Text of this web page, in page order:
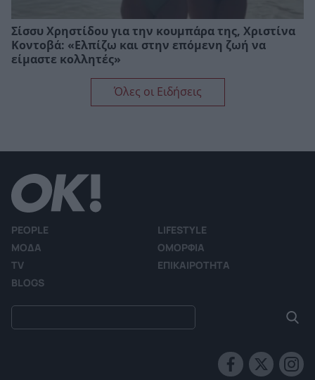
Σίσσυ Χρηστίδου για την κουμπάρα της, Xριστίνα
Κοντοβά: «Ελπίζω και στην επόμενη ζωή να
είμαστε κολλητές»
Όλες οι Ειδήσεις
PEOPLE
LIFESTYLE
ΜΟΔΑ
ΟΜΟΡΦΙΑ
TV
ΕΠΙΚΑΙΡΟΤΗΤΑ
BLOGS